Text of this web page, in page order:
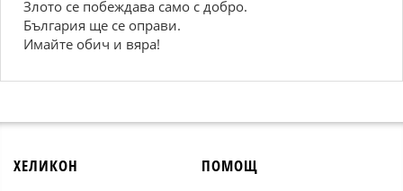
Злото се побеждава само с добро.
България ще се оправи.
Имайте обич и вяра!
ХЕЛИКОН ПОМОЩ